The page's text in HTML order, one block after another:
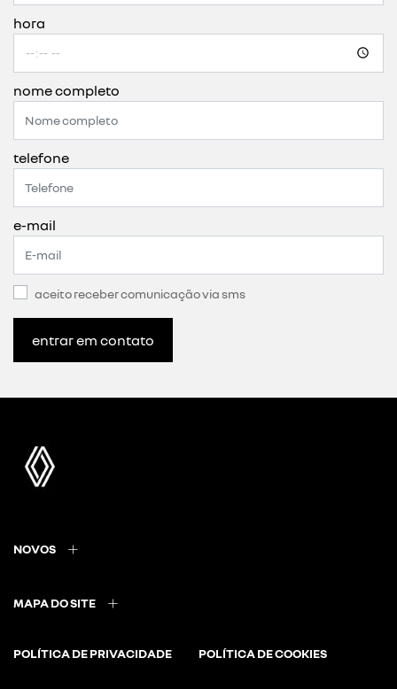
hora
nome completo
telefone
e-mail
aceito receber comunicação via sms
entrar em contato
NOVOS
MAPA DO SITE
POLÍTICA DE PRIVACIDADE POLÍTICA DE COOKIES